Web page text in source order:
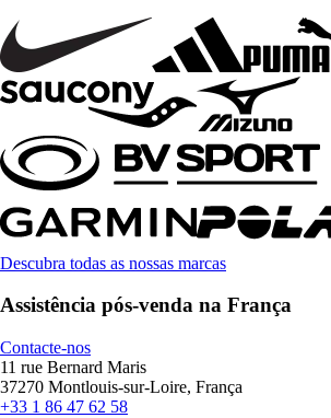
Descubra todas as nossas marcas
Assistência pós-venda na França
Contacte-nos
11 rue Bernard Maris
37270 Montlouis-sur-Loire, França
+33 1 86 47 62 58